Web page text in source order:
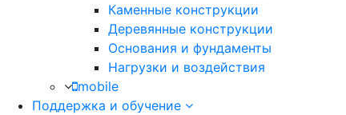
Каменные конструкции
Деревянные конструкции
Основания и фундаменты
Нагрузки и воздействия
mobile
Поддержка и обучение